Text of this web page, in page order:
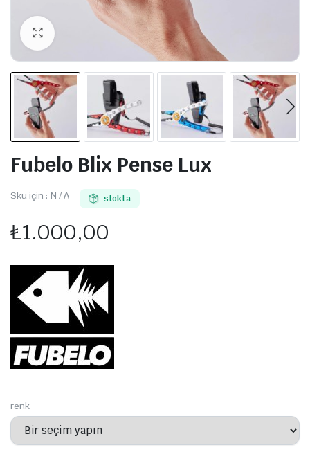
Fubelo Blix Pense Lux
Sku için : N / A stokta
₺1.000,00
renk